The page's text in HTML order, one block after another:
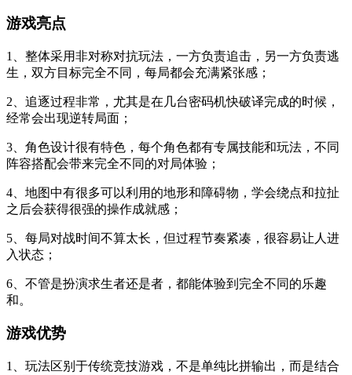
游戏亮点
1、整体采用非对称对抗玩法，一方负责追击，另一方负责逃
生，双方目标完全不同，每局都会充满紧张感；
2、追逐过程非常，尤其是在几台密码机快破译完成的时候，
经常会出现逆转局面；
3、角色设计很有特色，每个角色都有专属技能和玩法，不同
阵容搭配会带来完全不同的对局体验；
4、地图中有很多可以利用的地形和障碍物，学会绕点和拉扯
之后会获得很强的操作成就感；
5、每局对战时间不算太长，但过程节奏紧凑，很容易让人进
入状态；
6、不管是扮演求生者还是者，都能体验到完全不同的乐趣
和。
游戏优势
1、玩法区别于传统竞技游戏，不是单纯比拼输出，而是结合